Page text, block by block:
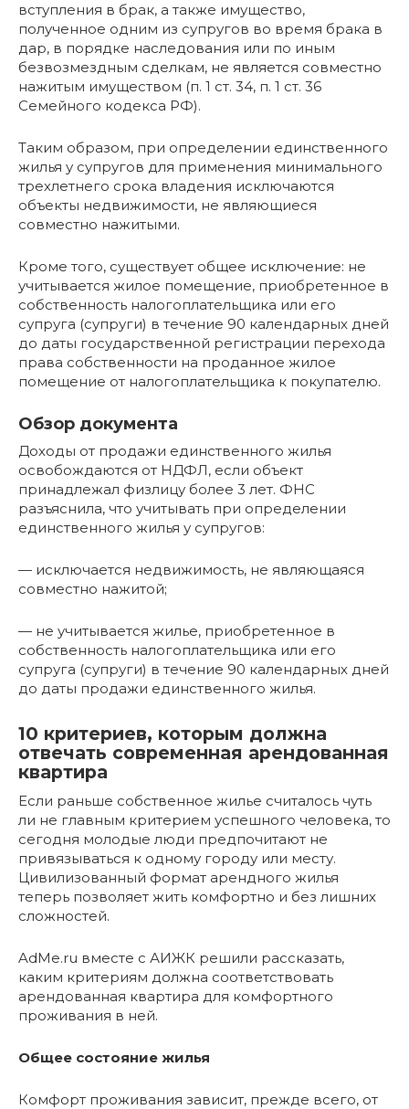
вступления в брак, а также имущество,
полученное одним из супругов во время брака в
дар, в порядке наследования или по иным
безвозмездным сделкам, не является совместно
нажитым имуществом (п. 1 ст. 34, п. 1 ст. 36
Семейного кодекса РФ).
Таким образом, при определении единственного
жилья у супругов для применения минимального
трехлетнего срока владения исключаются
объекты недвижимости, не являющиеся
совместно нажитыми.
Кроме того, существует общее исключение: не
учитывается жилое помещение, приобретенное в
собственность налогоплательщика или его
супруга (супруги) в течение 90 календарных дней
до даты государственной регистрации перехода
права собственности на проданное жилое
помещение от налогоплательщика к покупателю.
Обзор документа
Доходы от продажи единственного жилья
освобождаются от НДФЛ, если объект
принадлежал физлицу более 3 лет. ФНС
разъяснила, что учитывать при определении
единственного жилья у супругов:
— исключается недвижимость, не являющаяся
совместно нажитой;
— не учитывается жилье, приобретенное в
собственность налогоплательщика или его
супруга (супруги) в течение 90 календарных дней
до даты продажи единственного жилья.
10 критериев, которым должна
отвечать современная арендованная
квартира
Если раньше собственное жилье считалось чуть
ли не главным критерием успешного человека, то
сегодня молодые люди предпочитают не
привязываться к одному городу или месту.
Цивилизованный формат арендного жилья
теперь позволяет жить комфортно и без лишних
сложностей.
AdMe.ru вместе с АИЖК решили рассказать,
каким критериям должна соответствовать
арендованная квартира для комфортного
проживания в ней.
Общее состояние жилья
Комфорт проживания зависит, прежде всего, от